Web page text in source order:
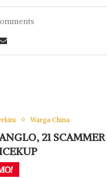
Warga China
21 SCAMMER